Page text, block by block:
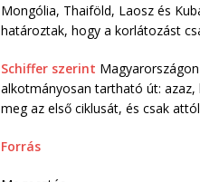
Mongólia, Thaiföld, Laosz és
határoztak, hogy a korlátozást
Schiffer szerint
alkotmányosan tartható út: azaz,
meg az első ciklusát, és csak
Forrás